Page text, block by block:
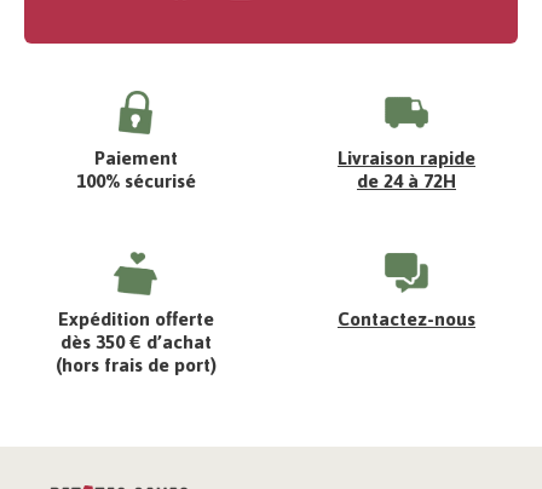
Paiement
100% sécurisé
Livraison rapide
de 24 à 72H
Expédition offerte
dès 350 € d’achat
(hors frais de port)
Contactez-nous